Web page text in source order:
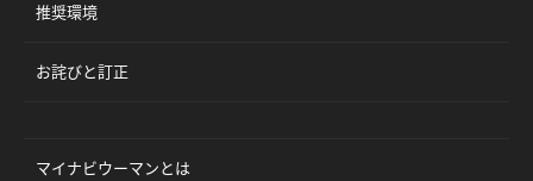
推奨環境
お詫びと訂正
マイナビウーマンとは